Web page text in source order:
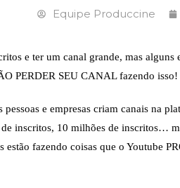
Equipe Produccine
e ter um canal grande, mas alguns
PERDER SEU CANAL fazendo isso!
e empresas criam canais na
inscritos, 10 milhões de inscritos…
fazendo coisas que o Youtube